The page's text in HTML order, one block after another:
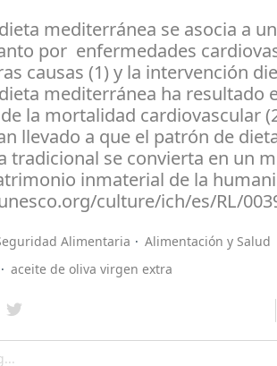
mediterránea se asocia a
por enfermedades
causas (1) y la intervención
mediterránea ha resultado
la mortalidad cardiovascular
llevado a que el patrón de
tradicional se convierta en un
inmaterial de la
culture/ich/es/RL/
Alimentaria
Alimentación y Salud
aceite de oliva virgen extra